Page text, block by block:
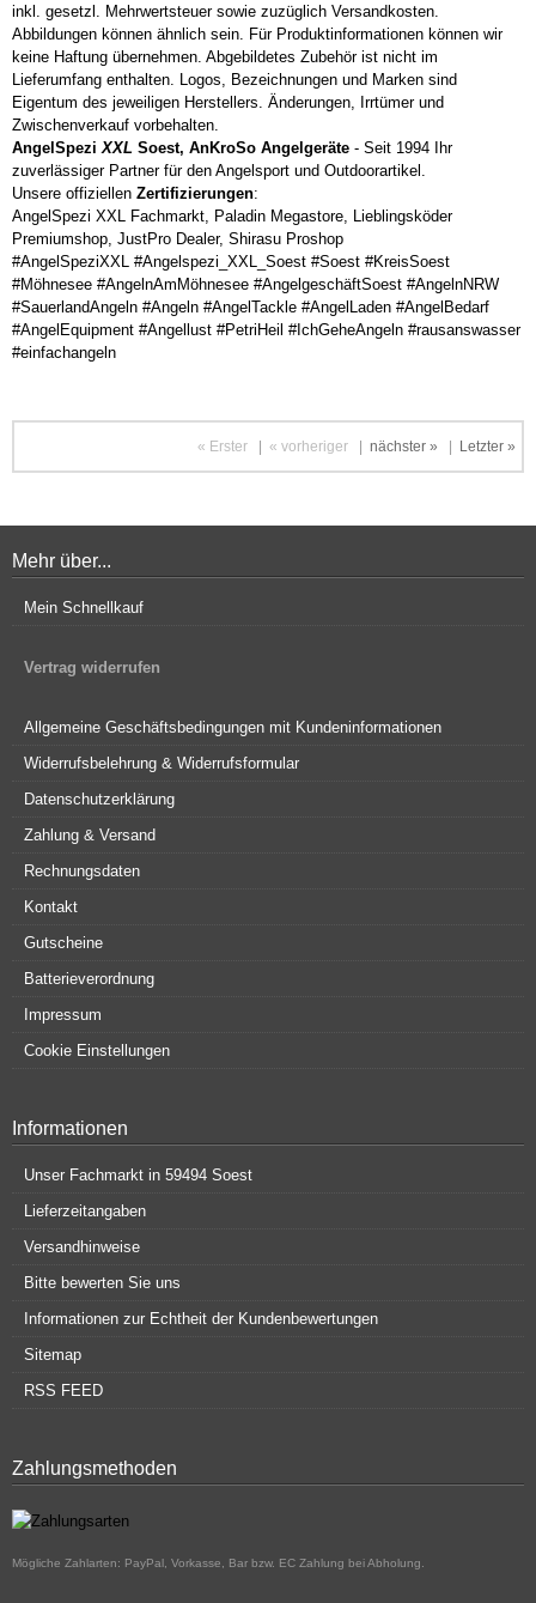
inkl. gesetzl. Mehrwertsteuer sowie zuzüglich Versandkosten.
Abbildungen können ähnlich sein. Für Produktinformationen können wir
keine Haftung übernehmen. Abgebildetes Zubehör ist nicht im
Lieferumfang enthalten. Logos, Bezeichnungen und Marken sind
Eigentum des jeweiligen Herstellers. Änderungen, Irrtümer und
Zwischenverkauf vorbehalten.
AngelSpeziXXL Soest, AnKroSo Angelgeräte - Seit 1994 Ihr
zuverlässiger Partner für den Angelsport und Outdoorartikel.
Unsere offiziellen Zertifizierungen:
AngelSpezi XXL Fachmarkt, Paladin Megastore, Lieblingsköder
Premiumshop, JustPro Dealer, Shirasu Proshop
#AngelSpeziXXL #Angelspezi_XXL_Soest #Soest #KreisSoest
#Möhnesee #AngelnAmMöhnesee #AngelgeschäftSoest #AngelnNRW
#SauerlandAngeln #Angeln #AngelTackle #AngelLaden #AngelBedarf
#AngelEquipment #Angellust #PetriHeil #IchGeheAngeln #rausanswasser
#einfachangeln
« Erster « vorheriger nächster » Letzter »
Mehr über...
Mein Schnellkauf
Vertrag widerrufen
Allgemeine Geschäftsbedingungen mit Kundeninformationen
Widerrufsbelehrung & Widerrufsformular
Datenschutzerklärung
Zahlung & Versand
Rechnungsdaten
Kontakt
Gutscheine
Batterieverordnung
Impressum
Cookie Einstellungen
Informationen
Unser Fachmarkt in 59494 Soest
Lieferzeitangaben
Versandhinweise
Bitte bewerten Sie uns
Informationen zur Echtheit der Kundenbewertungen
Sitemap
RSS FEED
Zahlungsmethoden
Mögliche Zahlarten: PayPal, Vorkasse, Bar bzw. EC Zahlung bei Abholung.